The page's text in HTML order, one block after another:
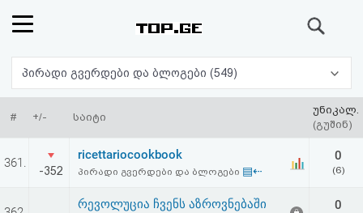
რეიტინგი
(მთავარი)
ფოსტა
პირადი გვერდები და ბლოგები (549)
# +/- საიტი
უნიკალ.
(გუშინ)
361.
-352
ricettariocookbook
პირადი გვერდები და ბლოგები ▤⇠
0
(6)
რევოლუცია ჩვენს აზროვნებაში 0